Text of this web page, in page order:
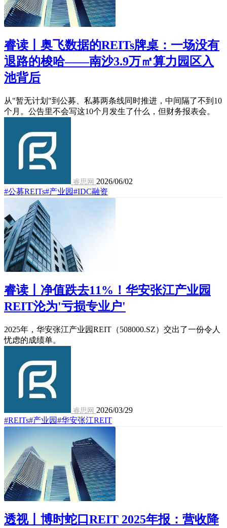
睿读丨奥飞数据的REITs牌桌：一场没有
退路的梭哈——南沙3.9万㎡算力园区入
池背后
从"暂无计划"到公募、私募两条线同时推进，中间隔了不到10
个月。公告里不会写这10个月发生了什么，但财务报表会。
睿思网 2026/06/02
#公募REITs#产业园#IDC融资
睿读丨净值跌去11%！华安张江产业园
REIT沦为'亏损专业户'
2025年，华安张江产业园REIT（508000.SZ）交出了一份令人
忧虑的成绩单。
睿思网 2026/03/29
#REITs#产业园#华安张江REIT
透视丨博时蛇口REIT 2025年报：营收降